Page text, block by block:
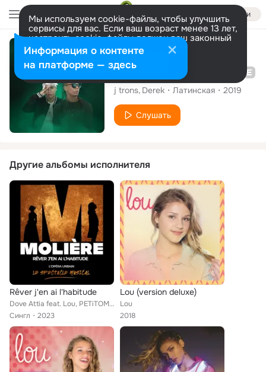
Войти
Мы используем cookie-файлы, чтобы улучшить
сервисы для вас. Если ваш возраст менее 13 лет,
настроить cookie-файлы должен ваш законный
представитель. Больше информации
Разрешить все Настроить
Альбом
j trons Derek Латинская 2019
Слушать
Другие альбомы исполнителя
Rêver j'en ai l'habitude
Dove Attia feat. Lou, PETiTOM, Morgan, Shaïna Pronzola, Vike, Abi Bernadoth
Сингл
2023
Lou (version deluxe)
Lou
2018
Информация о контенте
на платформе — здесь